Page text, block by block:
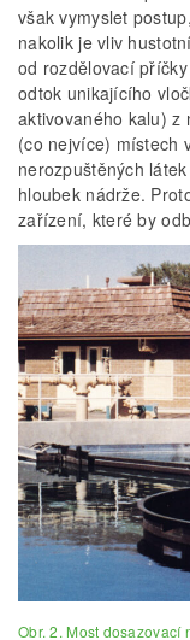
však vymyslet
nakolik je vliv
od rozdělovací
odtok unikajícího
aktivovaného kalu) z
(co nejvíce) místech
nerozpuštěných
hloubek nádrže.
zařízení, které by
Obr. 2. Most dosazovací